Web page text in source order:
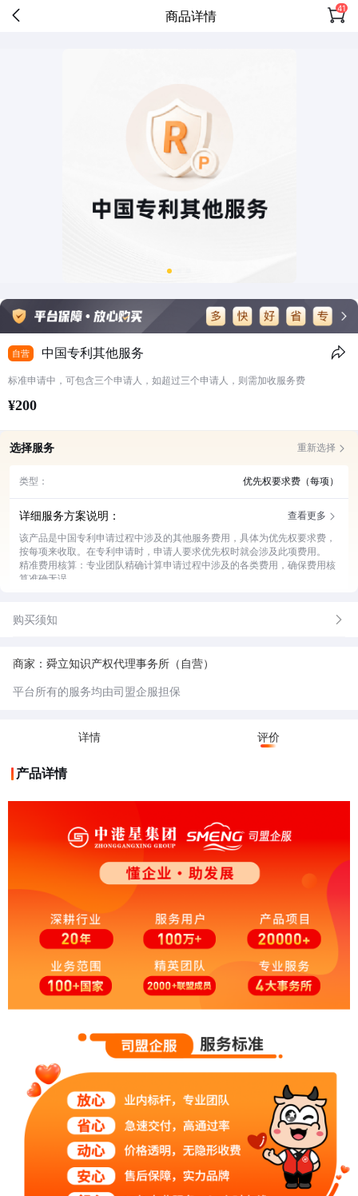
商品详情 41
自营 中国专利其他服务
标准申请中，可包含三个申请人，如超过三个申请人，则需加收服务费
¥200
选择服务 重新选择
类型： 优先权要求费（每项）
详细服务方案说明：
查看更多
该产品是中国专利申请过程中涉及的其他服务费用，具体为优先权要求费，
按每项来收取。在专利申请时，申请人要求优先权时就会涉及此项费用。
精准费用核算：专业团队精确计算申请过程中涉及的各类费用，确保费用核
算准确无误。
文件准备协助：帮助客户准备要求优先权所需的各类文件，提高申请效率。
购买须知
商家：舜立知识产权代理事务所（自营）
平台所有的服务均由司盟企服担保
详情 评价
产品详情